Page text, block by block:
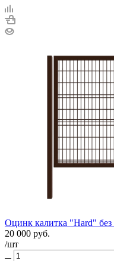
Оцинк калитка "Hard"
20 000 руб.
/шт